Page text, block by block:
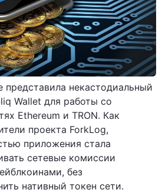
представила некастодиальный
Wallet для работы со
Ethereum и TRON. Как
проекта ForkLog,
приложения стала
сетевые комиссии
без
нативный токен сети.